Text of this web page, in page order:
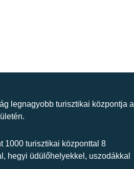
legnagyobb turisztikai központja a
1000 turisztikai központtal 8
hegyi üdülőhelyekkel, uszodákkal